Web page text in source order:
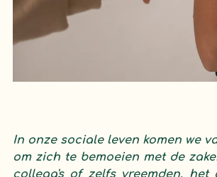
In onze sociale leven komen we
om zich te bemoeien met de
collega's of zelfs vreemden,